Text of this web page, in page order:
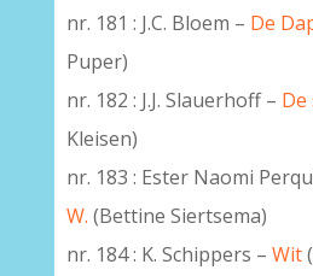
nr. 181 : J.C. Bloem – De
Puper)
nr. 182 : J.J. Slauerhoff – De
Kleisen)
nr. 183 : Ester Naomi
W. (Bettine Siertsema)
nr. 184 : K. Schippers – Wit